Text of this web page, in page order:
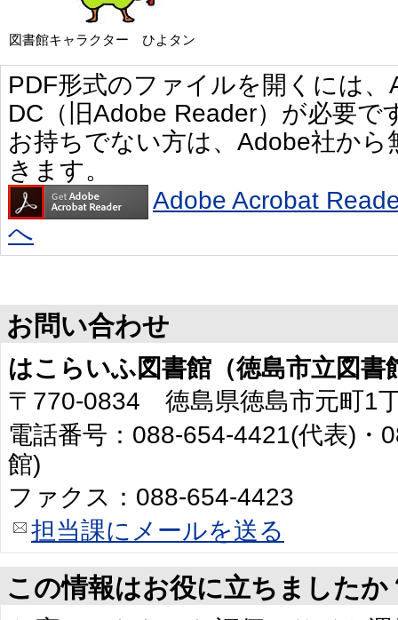
図書館キャラクター ひよタン
PDF形式のファイルを開くには
DC（旧Adobe Reader）が必要で
お持ちでない方は、Adobe社か
きます。
Adobe Acrobat
へ
お問い合わせ
はこらいふ図書館（徳島市立図書
〒770-0834 徳島県徳島市元町1
電話番号：088-654-4421(代表)・
館)
ファクス：088-654-4423
担当課にメールを送る
この情報はお役に立ちましたか